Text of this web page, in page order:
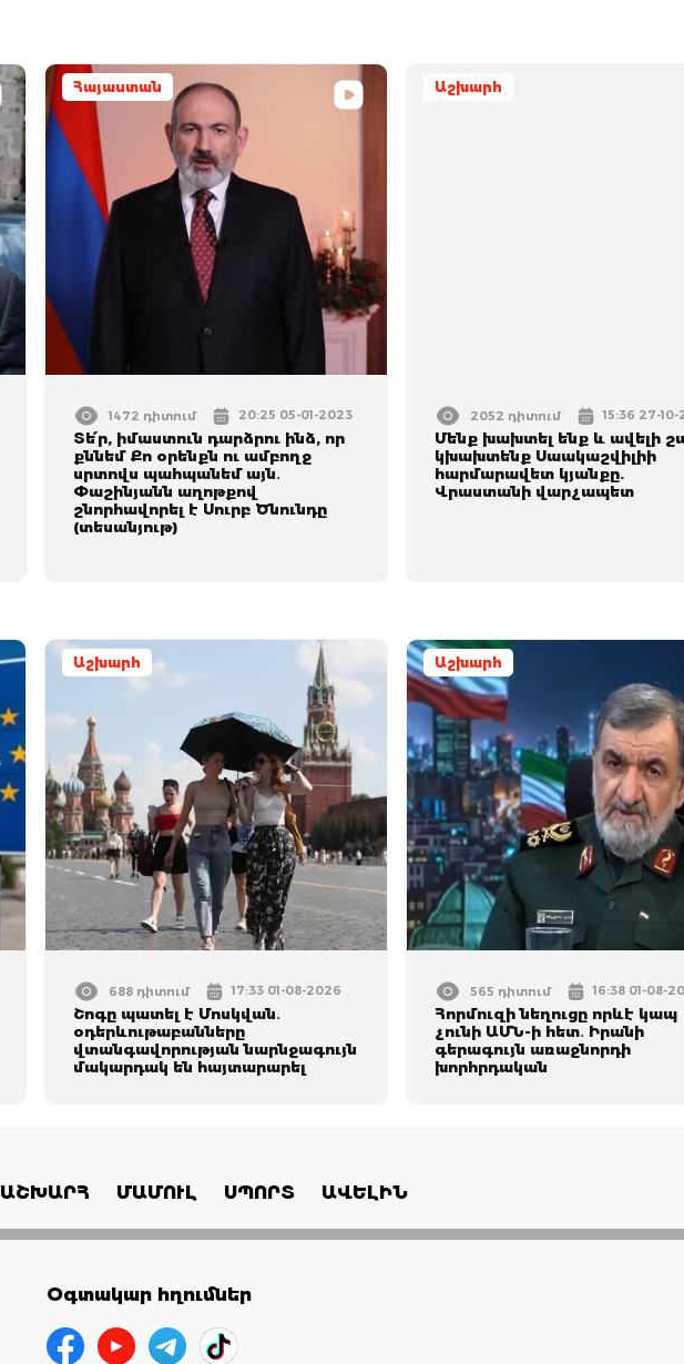
Հայաստան
1472 դիտում 20:25 05-01-2023
Տե՛ր, իմաստուն դարձրու ինձ, որ
քննեմ Քո օրենքն ու ամբողջ
սրտովս պահպանեմ այն․
Փաշինյանն աղոթքով
շնորհավորել է Սուրբ Ծնունդը
(տեսանյութ)
Աշխարհ
2052 դիտում 15:36 27-10-
Մենք խախտել ենք և ավելի
կխախտենք Սաակաշվիլիի
հարմարավետ կյանքը.
Վրաստանի վարչապետ
Աշխարհ
688 դիտում 17:33 01-08-2026
Շոգը պատել է Մոսկվան․
օդերևութաբանները
վտանգավորության նարնջագույն
մակարդակ են հայտարարել
Աշխարհ
565 դիտում 16:38 01-08-
Հորմուզի նեղուցը որևէ կապ
չունի ԱՄՆ-ի հետ․ Իրանի
գերագույն առաջնորդի
խորհրդական
ԱՇԽԱՐՀ ՄԱՄՈՒԼ ՍՊՈՐՏ ԱՎԵԼԻՆ
Օգտակար հղումներ